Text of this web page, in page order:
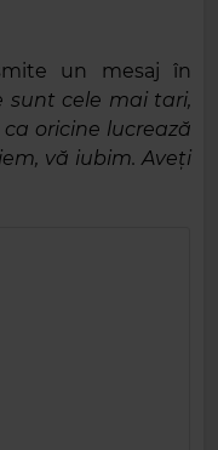
un mesaj în
sunt cele mai tari,
oricine lucrează
vă iubim. Aveţi